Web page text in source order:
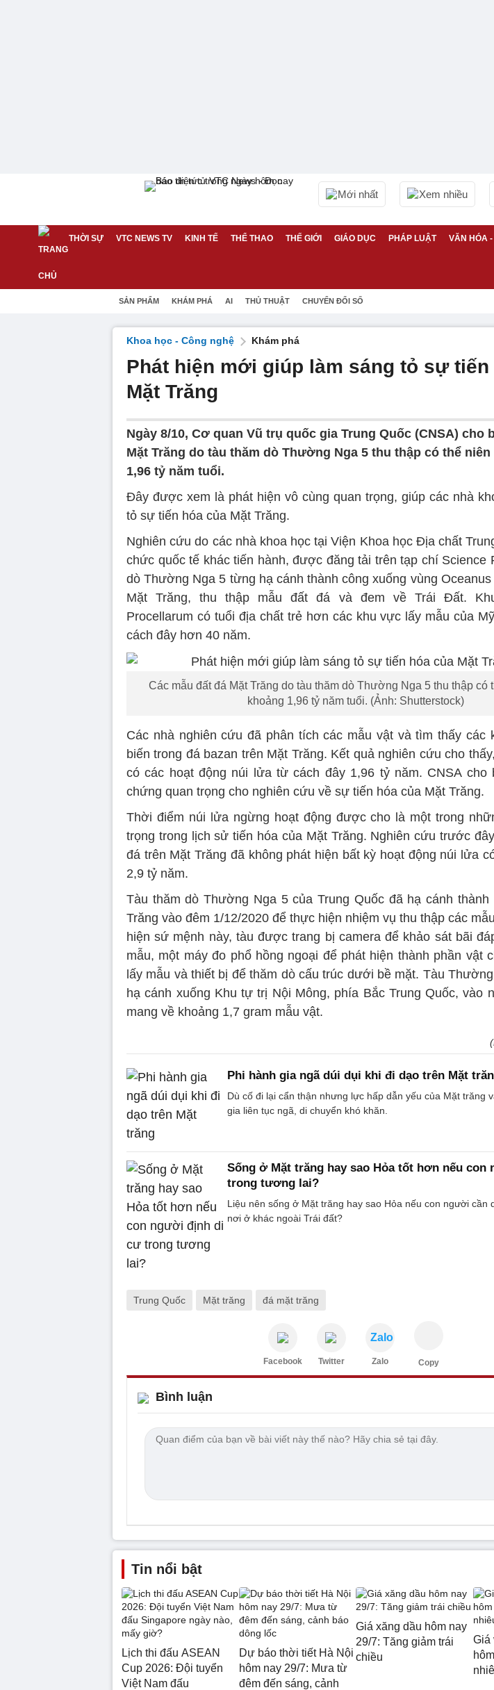
Mới nhất Xem nhiều
THỜI SỰ VTC NEWS TV KINH TẾ THỂ THAO THẾ GIỚI GIÁO DỤC PHÁP LUẬT VĂN HÓA -
SẢN PHẨM KHÁM PHÁ AI THỦ THUẬT CHUYỂN ĐỔI SỐ
Khoa học - Công nghệ Khám phá
Phát hiện mới giúp làm sáng tỏ sự tiến
Mặt Trăng
Ngày 8/10, Cơ quan Vũ trụ quốc gia Trung Quốc (CNSA) cho
Mặt Trăng do tàu thăm dò Thường Nga 5 thu thập có thể
1,96 tỷ năm tuổi.
Đây được xem là phát hiện vô cùng quan trọng, giúp các nhà
tỏ sự tiến hóa của Mặt Trăng.
Nghiên cứu do các nhà khoa học tại Viện Khoa học Địa chất
chức quốc tế khác tiến hành, được đăng tải trên tạp chí Science
dò Thường Nga 5 từng hạ cánh thành công xuống vùng
Mặt Trăng, thu thập mẫu đất đá và đem về Trái Đất.
Procellarum có tuổi địa chất trẻ hơn các khu vực lấy mẫu của
cách đây hơn 40 năm.
Các mẫu đất đá Mặt Trăng do tàu thăm dò Thường Nga 5 thu thập có
khoảng 1,96 tỷ năm tuổi. (Ảnh: Shutterstock)
Các nhà nghiên cứu đã phân tích các mẫu vật và tìm thấy các
biến trong đá bazan trên Mặt Trăng. Kết quả nghiên cứu cho
có các hoạt động núi lửa từ cách đây 1,96 tỷ năm. CNSA cho
chứng quan trọng cho nghiên cứu về sự tiến hóa của Mặt Trăng.
Thời điểm núi lửa ngừng hoạt động được cho là một trong
trọng trong lịch sử tiến hóa của Mặt Trăng. Nghiên cứu trước
đá trên Mặt Trăng đã không phát hiện bất kỳ hoạt động núi lửa
2,9 tỷ năm.
Tàu thăm dò Thường Nga 5 của Trung Quốc đã hạ cánh thành
Trăng vào đêm 1/12/2020 để thực hiện nhiệm vụ thu thập các
hiện sứ mệnh này, tàu được trang bị camera để khảo sát bãi
mẫu, một máy đo phổ hồng ngoại để phát hiện thành phần vật
lấy mẫu và thiết bị để thăm dò cấu trúc dưới bề mặt. Tàu
hạ cánh xuống Khu tự trị Nội Mông, phía Bắc Trung Quốc, vào
mang về khoảng 1,7 gram mẫu vật.
Phi hành gia ngã dúi dụi khi đi dạo trên Mặt
Dù cố đi lại cẩn thận nhưng lực hấp dẫn yếu của Mặt trăng
gia liên tục ngã, di chuyển khó khăn.
Sống ở Mặt trăng hay sao Hỏa tốt hơn nếu
trong tương lai?
Liệu nên sống ở Mặt trăng hay sao Hỏa nếu con người cần
nơi ở khác ngoài Trái đất?
Trung Quốc Mặt trăng đá mặt trăng
Facebook Twitter
Zalo
Zalo Copy
Bình luận
Tin nổi bật
Lịch thi đấu ASEAN
Cup 2026: Đội tuyển
Việt Nam đấu
Dự báo thời tiết Hà Nội
hôm nay 29/7: Mưa từ
đêm đến sáng, cảnh
Giá xăng dầu hôm nay
29/7: Tăng giảm trái
chiều
Giá